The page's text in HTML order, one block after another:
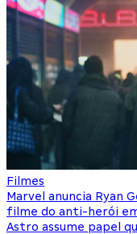
Filmes
Marvel anuncia Ryan
filme do anti-herói
Astro assume papel